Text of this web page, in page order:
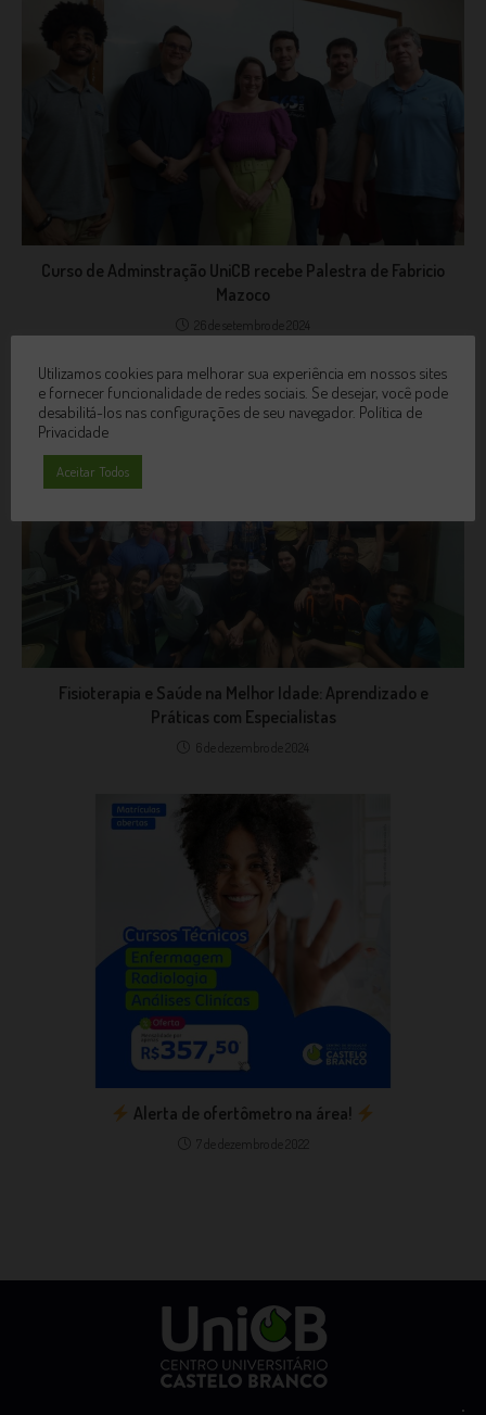
Curso de Adminstração UniCB recebe Palestra de Fabricio
Mazoco
26 de setembro de 2024
Fisioterapia e Saúde na Melhor Idade: Aprendizado e
Práticas com Especialistas
6 de dezembro de 2024
Alerta de ofertômetro na área!
7 de dezembro de 2022
Utilizamos cookies para melhorar sua experiência em nossos sites
e fornecer funcionalidade de redes sociais. Se desejar, você pode
desabilitá-los nas configurações de seu navegador. Política de
Privacidade
Aceitar Todos